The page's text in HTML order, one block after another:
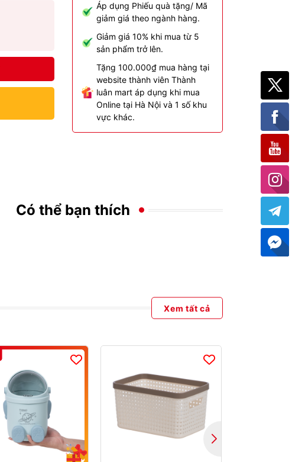
Áp dụng Phiếu quà tặng/ Mã
giảm giá theo ngành hàng.
Giảm giá 10% khi mua từ 5
sản phẩm trở lên.
Tặng 100.000₫ mua hàng tại
website thành viên Thành
luân mart áp dụng khi mua
Online tại Hà Nội và 1 số khu
vực khác.
Có thể bạn thích
Xem tất cả